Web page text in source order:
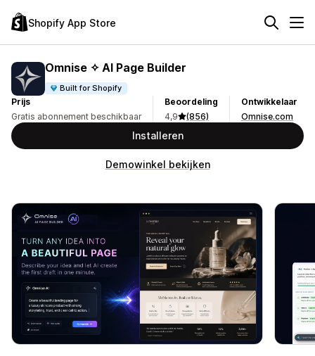
Shopify App Store
Omnise ✧ AI Page Builder
Built for Shopify
Prijs
Gratis abonnement beschikbaar
Beoordeling
4,9
(856)
Ontwikkelaar
Omnise.com
Installeren
Demowinkel bekijken